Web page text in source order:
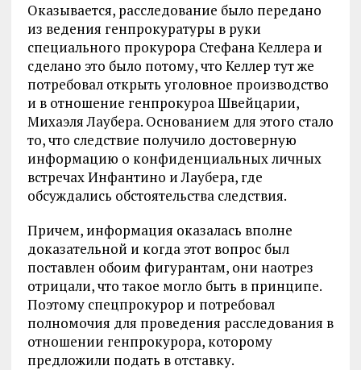
Оказывается, расследование было передано
из ведения генпрокуратуры в руки
специального прокурора Стефана Келлера и
сделано это было потому, что Келлер тут же
потребовал открыть уголовное производство
и в отношение генпрокуроа Швейцарии,
Михаэля Лаубера. Основанием для этого стало
то, что следствие получило достоверную
информацию о конфиденциальных личных
встречах Инфантино и Лаубера, где
обсуждались обстоятельства следствия.
Причем, информация оказалась вполне
доказательной и когда этот вопрос был
поставлен обоим фигурантам, они наотрез
отрицали, что такое могло быть в принципе.
Поэтому спецпрокурор и потребовал
полномочия для проведения расследования в
отношении генпрокурора, которому
предложили подать в отставку.